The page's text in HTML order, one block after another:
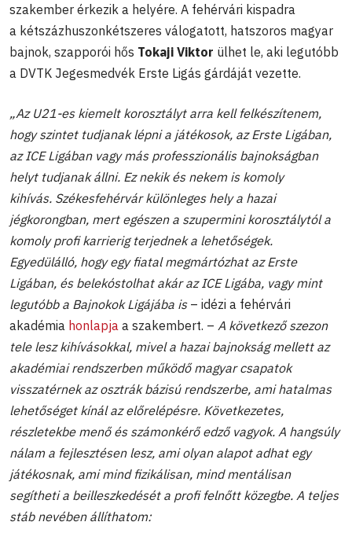
szakember érkezik a helyére. A fehérvári kispadra
a kétszázhuszonkétszeres válogatott, hatszoros magyar
bajnok, szapporói hős Tokaji Viktor ülhet le, aki legutóbb
a DVTK Jegesmedvék Erste Ligás gárdáját vezette.
„Az U21-es kiemelt korosztályt arra kell felkészítenem,
hogy szintet tudjanak lépni a játékosok, az Erste Ligában,
az ICE Ligában vagy más professzionális bajnokságban
helyt tudjanak állni. Ez nekik és nekem is komoly
kihívás. Székesfehérvár különleges hely a hazai
jégkorongban, mert egészen a szupermini korosztálytól a
komoly profi karrierig terjednek a lehetőségek.
Egyedülálló, hogy egy fiatal megmártózhat az Erste
Ligában, és belekóstolhat akár az ICE Ligába, vagy mint
legutóbb a Bajnokok Ligájába is – idézi a fehérvári
akadémia honlapja a szakembert. – A következő szezon
tele lesz kihívásokkal, mivel a hazai bajnokság mellett az
akadémiai rendszerben működő magyar csapatok
visszatérnek az osztrák bázisú rendszerbe, ami hatalmas
lehetőséget kínál az előrelépésre. Következetes,
részletekbe menő és számonkérő edző vagyok. A hangsúly
nálam a fejlesztésen lesz, ami olyan alapot adhat egy
játékosnak, ami mind fizikálisan, mind mentálisan
segítheti a beilleszkedését a profi felnőtt közegbe. A teljes
stáb nevében állíthatom: